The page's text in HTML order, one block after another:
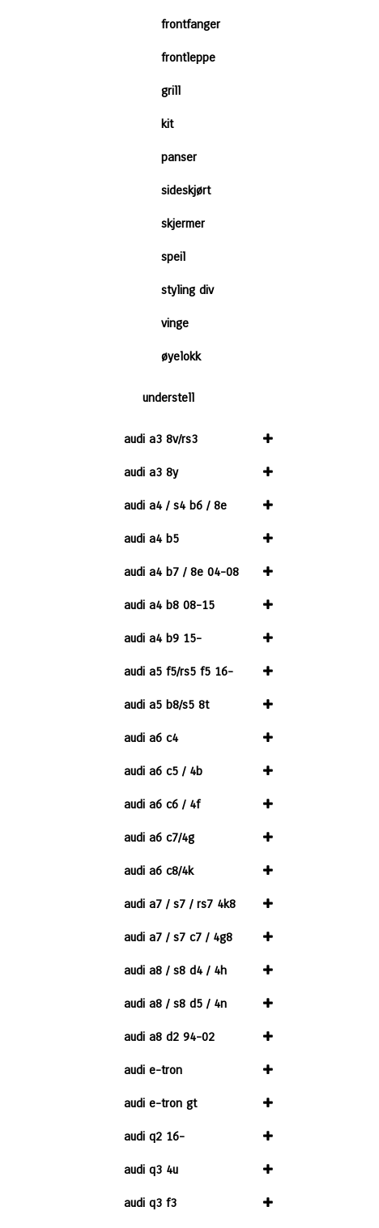
frontfanger
frontleppe
grill
kit
panser
sideskjørt
skjermer
speil
styling div
vinge
øyelokk
understell
audi a3 8v/rs3
audi a3 8y
audi a4 / s4 b6 / 8e
audi a4 b5
audi a4 b7 / 8e 04-08
audi a4 b8 08-15
audi a4 b9 15-
audi a5 f5/rs5 f5 16-
audi a5 b8/s5 8t
audi a6 c4
audi a6 c5 / 4b
audi a6 c6 / 4f
audi a6 c7/4g
audi a6 c8/4k
audi a7 / s7 / rs7 4k8
audi a7 / s7 c7 / 4g8
audi a8 / s8 d4 / 4h
audi a8 / s8 d5 / 4n
audi a8 d2 94-02
audi e-tron
audi e-tron gt
audi q2 16-
audi q3 4u
audi q3 f3